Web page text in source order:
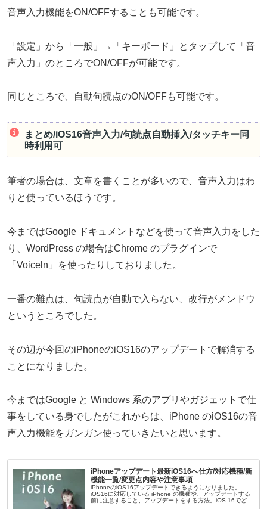
音声入力機能をON/OFFすることも可能です。
「設定」から「一般」→「キーボード」とタップして「音
声入力」のところでON/OFFが可能です。
同じところで、自動句読点のON/OFFも可能です。
まとめ/iOS16音声入力/句読点自動挿入/タッチキー同
時利用可
筆者の場合は、文章を書くことが多いので、音声入力はわ
りと使っているほうです。
今まではGoogle ドキュメントなどを使って音声入力をした
り、WordPress の場合はChrome のプラグインで
「Voiceln」を使ったりしておりました。
一番の難点は、句読点が自動で入らない、改行がメンドウ
というところでした。
その辺が今回のiPhoneのiOS16のアップデートで解消する
ことになりました。
今まではGoogle と Windows 系のアプリやガジェットで仕
事をしている身でしたがこれからは、iPhone のiOS16の音
声入力機能をガンガン使っていきたいと思います。
iPhoneアップデート最新iOS16へ仕方/対応機種/新
機能一覧/変更点内容や注意事項
iPhoneのiOS16アップデートできるようになりました。
iOS16に対応している iPhone の機種や、アップデートする
前に注意すること、アップデートをする方法。iOS 16でどの